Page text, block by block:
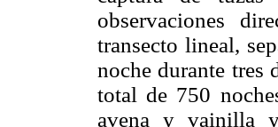
observaciones
transecto lineal,
noche durante tres
total de 750
avena y vainilla